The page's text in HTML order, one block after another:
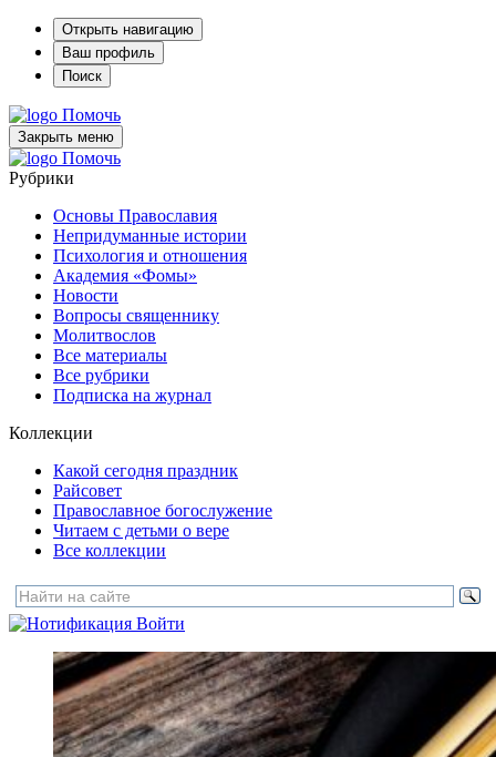
Открыть навигацию
Ваш профиль
Поиск
Помочь
Закрыть меню
Помочь
Рубрики
Основы Православия
Непридуманные истории
Психология и отношения
Академия «Фомы»
Новости
Вопросы священнику
Молитвослов
Все материалы
Все рубрики
Подписка на журнал
Коллекции
Какой сегодня праздник
Райсовет
Православное богослужение
Читаем с детьми о вере
Все коллекции
Войти